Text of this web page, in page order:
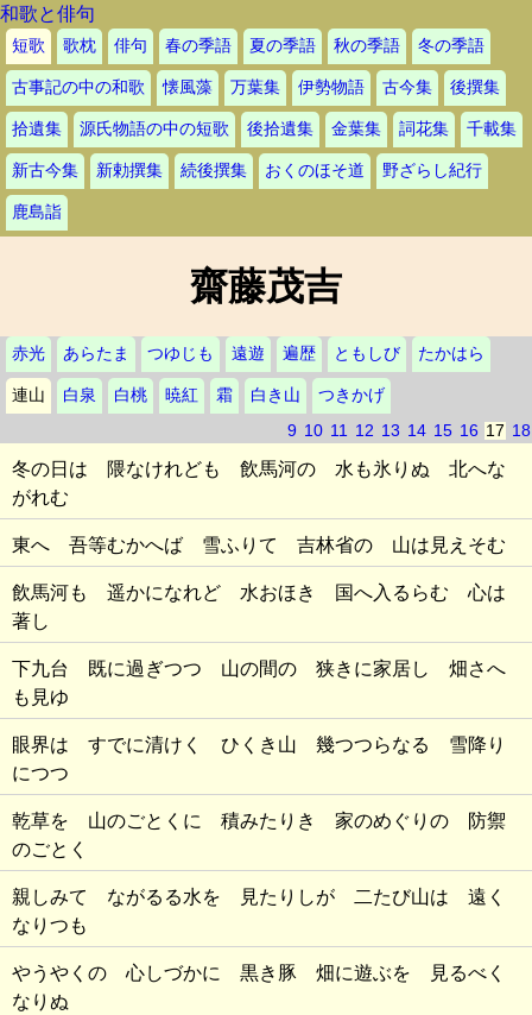
和歌と俳句
短歌 歌枕 俳句 春の季語 夏の季語 秋の季語 冬の季語
古事記の中の和歌 懐風藻 万葉集 伊勢物語 古今集 後撰集
拾遺集 源氏物語の中の短歌 後拾遺集 金葉集 詞花集 千載集
新古今集 新勅撰集 続後撰集 おくのほそ道 野ざらし紀行
鹿島詣
齋藤茂吉
赤光 あらたま つゆじも 遠遊 遍歴 ともしび たかはら
連山 白泉 白桃 暁紅 霜 白き山
つきかげ
9 10 11 12 13 14 15 16 17 18
冬の日は 隈なけれども 飲馬河の 水も氷りぬ 北へな
がれむ
東へ 吾等むかへば 雪ふりて 吉林省の 山は見えそむ
飲馬河も 遥かになれど 水おほき 国へ入るらむ 心は
著し
下九台 既に過ぎつつ 山の間の 狭きに家居し 畑さへ
も見ゆ
眼界は すでに清けく ひくき山 幾つつらなる 雪降り
につつ
乾草を 山のごとくに 積みたりき 家のめぐりの 防禦
のごとく
親しみて ながるる水を 見たりしが 二たび山は 遠く
なりつも
やうやくの 心しづかに 黒き豚 畑に遊ぶを 見るべく
なりぬ